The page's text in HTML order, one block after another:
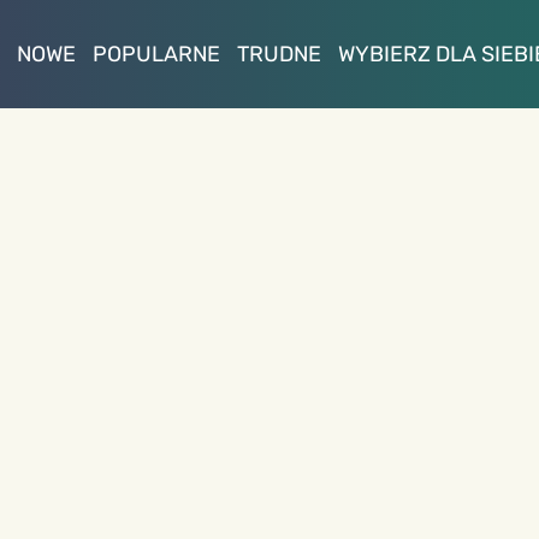
NOWE POPULARNE TRUDNE WYBIERZ DLA